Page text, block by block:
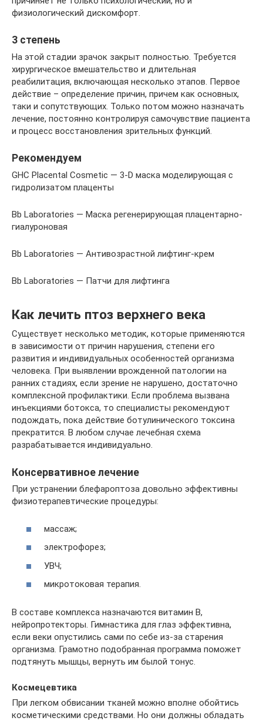
физиологический дискомфорт.
3 степень
На этой стадии зрачок закрыт полностью. Требуется
хирургическое вмешательство и длительная
реабилитация, включающая несколько этапов. Первое
действие – определение причин, причем как основных,
таки и сопутствующих. Только потом можно назначать
лечение, постоянно контролируя самочувствие пациента
и процесс восстановления зрительных функций.
Рекомендуем
GHC Placental Cosmetic — 3-D маска моделирующая с
гидролизатом плаценты
Bb Laboratories — Маска регенерирующая плацентарно-
гиалуроновая
Bb Laboratories — Антивозрастной лифтинг-крем
Bb Laboratories — Патчи для лифтинга
Как лечить птоз верхнего века
Существует несколько методик, которые применяются
в зависимости от причин нарушения, степени его
развития и индивидуальных особенностей организма
человека. При выявлении врожденной патологии на
ранних стадиях, если зрение не нарушено, достаточно
комплексной профилактики. Если проблема вызвана
инъекциями ботокса, то специалисты рекомендуют
подождать, пока действие ботулинического токсина
прекратится. В любом случае лечебная схема
разрабатывается индивидуально.
Консервативное лечение
При устранении блефароптоза довольно эффективны
физиотерапевтические процедуры:
массаж;
электрофорез;
УВЧ;
микротоковая терапия.
В составе комплекса назначаются витамин В,
нейропротекторы. Гимнастика для глаз эффективна,
если веки опустились сами по себе из-за старения
организма. Грамотно подобранная программа поможет
подтянуть мышцы, вернуть им былой тонус.
Космецевтика
При легком обвисании тканей можно вполне обойтись
косметическими средствами. Но они должны обладать